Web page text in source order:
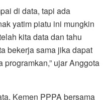
di data, tapi ada
yatim piatu ini mungkin
kita data dan tahu
bekerja sama jika dapat
ujar Anggota
Kemen PPPA bersama